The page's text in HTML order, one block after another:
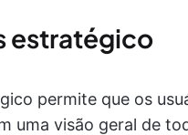
estratégico
permite que os
uma visão geral de